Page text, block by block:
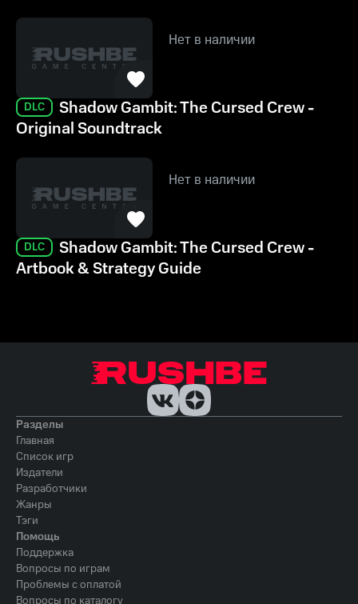
Нет в наличии
DLC
Shadow Gambit: The Cursed Crew -
Original Soundtrack
Нет в наличии
DLC
Shadow Gambit: The Cursed Crew -
Artbook & Strategy Guide
Разделы
Главная
Список игр
Издатели
Разработчики
Жанры
Тэги
Помощь
Поддержка
Вопросы по играм
Проблемы с оплатой
Вопросы по каталогу